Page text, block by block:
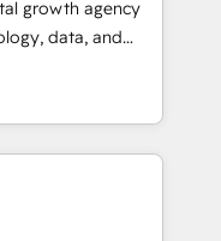
growth agency
data, and
Founded in
LATAM, and
in building
success
human insight